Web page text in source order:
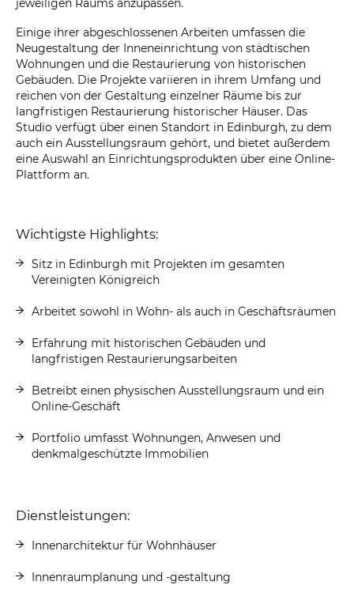
jeweiligen Raums anzupassen.
Einige ihrer abgeschlossenen Arbeiten umfassen die
Neugestaltung der Inneneinrichtung von städtischen
Wohnungen und die Restaurierung von historischen
Gebäuden. Die Projekte variieren in ihrem Umfang und
reichen von der Gestaltung einzelner Räume bis zur
langfristigen Restaurierung historischer Häuser. Das
Studio verfügt über einen Standort in Edinburgh, zu dem
auch ein Ausstellungsraum gehört, und bietet außerdem
eine Auswahl an Einrichtungsprodukten über eine Online-
Plattform an.
Wichtigste Highlights:
Sitz in Edinburgh mit Projekten im gesamten
Vereinigten Königreich
Arbeitet sowohl in Wohn- als auch in Geschäftsräumen
Erfahrung mit historischen Gebäuden und
langfristigen Restaurierungsarbeiten
Betreibt einen physischen Ausstellungsraum und ein
Online-Geschäft
Portfolio umfasst Wohnungen, Anwesen und
denkmalgeschützte Immobilien
Dienstleistungen:
Innenarchitektur für Wohnhäuser
Innenraumplanung und -gestaltung